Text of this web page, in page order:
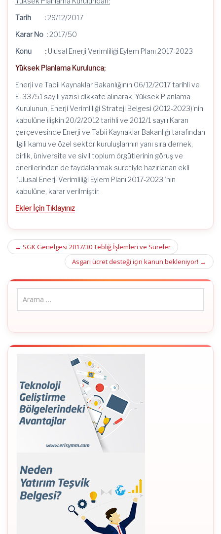
Tarih :29/12/2017
Karar No :2017/50
Konu : Ulusal Enerji Verimliliği Eylem Planı 2017-2023
Yüksek Planlama Kurulunca;
Enerji ve Tabii Kaynaklar Bakanlığının 06/12/2017 tarihli ve
E. 33751 sayılı yazısı dikkate alınarak; Yüksek Planlama
Kurulunun, Enerji Verimliliği Strateji Belgesi (2012-2023)’nin
kabulüne ilişkin 20/2/2012 tarihli ve 2012/1 sayılı Kararı
çerçevesinde Enerji ve Tabii Kaynaklar Bakanlığı tarafından
ilgili kamu ve özel sektör kuruluşlarının yanı sıra dernek,
birlik, üniversite ve sivil toplum örgütlerinin görüş ve
önerilerinden de faydalanmak suretiyle hazırlanan ekli
“Ulusal Enerji Verimliliği Eylem Planı 2017-2023”nın
kabulüne, karar verilmiştir.
Ekler İçin Tıklayınız
Post
navigation
← SGK Genelgesi 2017/30 Tebliğ İşlemleri ve Süreler
Asgari ücret desteği için kanun bekleniyor! →